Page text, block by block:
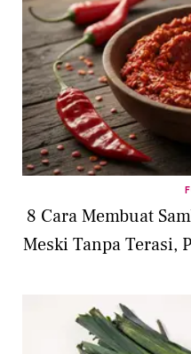
8 Cara Membuat
Meski Tanpa Terasi,